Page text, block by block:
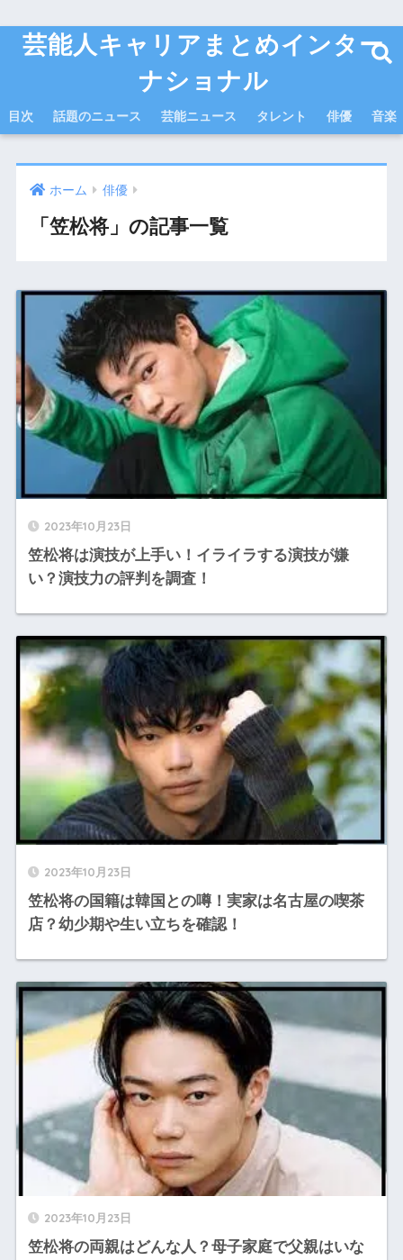
芸能人キャリアまとめインター
ナショナル
目次 話題のニュース 芸能ニュース タレント 俳優 音楽
ホーム 俳優
「笠松将」の記事一覧
2023年10月23日
笠松将は演技が上手い！イライラする演技が嫌
い？演技力の評判を調査！
2023年10月23日
笠松将の国籍は韓国との噂！実家は名古屋の喫茶
店？幼少期や生い立ちを確認！
2023年10月23日
笠松将の両親はどんな人？母子家庭で父親はいな